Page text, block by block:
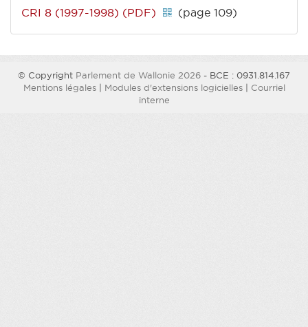
CRI 8 (1997-1998) (PDF)
(page 109)
© Copyright Parlement de Wallonie 2026 - BCE : 0931.814.167
Mentions légales| Modules d'extensions logicielles| Courriel
interne